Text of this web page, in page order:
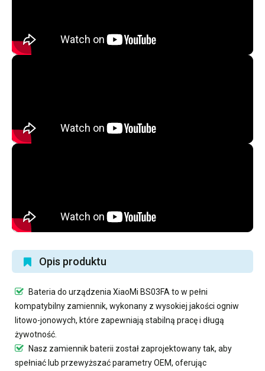
Opis produktu
Bateria do urządzenia XiaoMi BS03FA to w pełni
kompatybilny zamiennik, wykonany z wysokiej jakości ogniw
litowo-jonowych, które zapewniają stabilną pracę i długą
żywotność.
Nasz zamiennik baterii został zaprojektowany tak, aby
spełniać lub przewyższać parametry OEM, oferując